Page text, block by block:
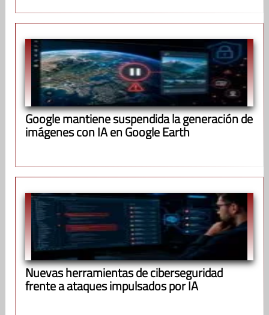
Google mantiene suspendida la generación de
imágenes con IA en Google Earth
Nuevas herramientas de ciberseguridad
frente a ataques impulsados por IA